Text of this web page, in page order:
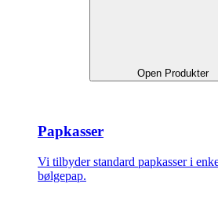
Open Produkter
Papkasser
Vi tilbyder standard papkasser i
bølgepap.